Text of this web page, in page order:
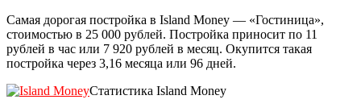
Самая дорогая постройка в Island Money — «Гостиница»,
стоимостью в 25 000 рублей. Постройка приносит по 11
рублей в час или 7 920 рублей в месяц. Окупится такая
постройка через 3,16 месяца или 96 дней.
Статистика Island Money